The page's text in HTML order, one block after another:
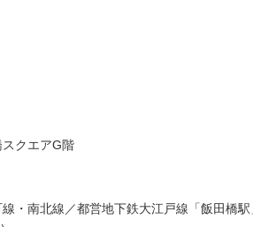
クエアG階
・南北線／都営地下鉄大江戸線「飯田橋